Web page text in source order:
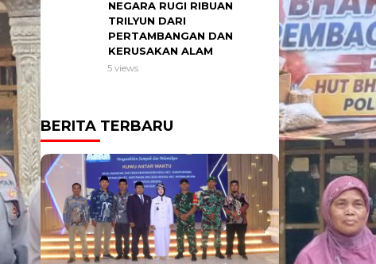
NEGARA RUGI RIBUAN
TRILYUN DARI
PERTAMBANGAN DAN
KERUSAKAN ALAM
5 views
BERITA TERBARU